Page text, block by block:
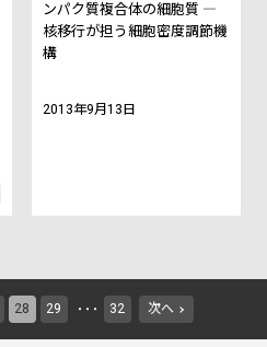
ンパク質複合体の細胞質 ―
核移行が担う細胞密度調節機
構
2013年9月13日
28 29 ・・・ 32 次へ